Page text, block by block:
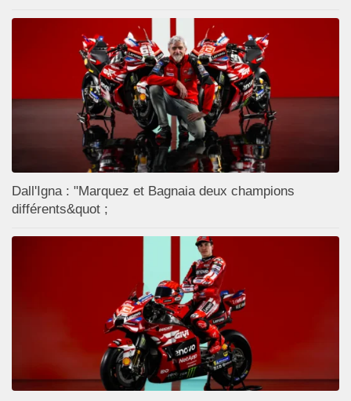
Dall'Igna : "Marquez et Bagnaia deux champions
différents&quot ;